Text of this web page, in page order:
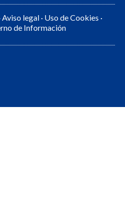
Aviso legal · Uso de Cookies ·
de Información